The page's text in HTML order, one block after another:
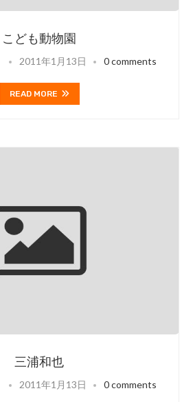
こども動物園
2011年1月13日 0 comments
READ MORE
三浦和也
2011年1月13日 0 comments